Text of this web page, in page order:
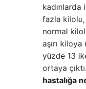
kadınlarda
fazla
normal
aşırı
yüzde 13
ortaya
hastalığa